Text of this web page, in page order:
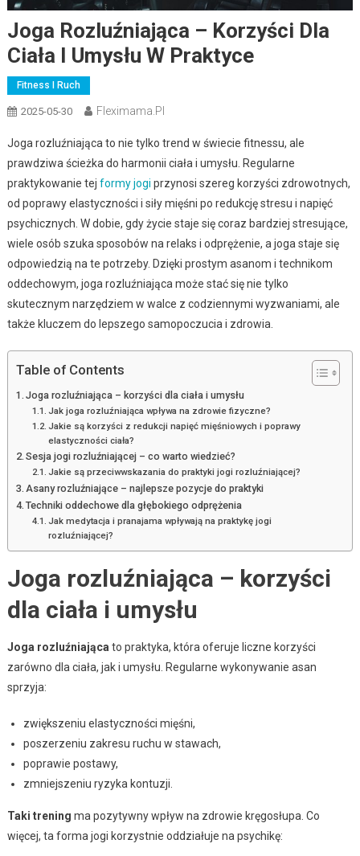
Joga Rozluźniająca – Korzyści Dla
Ciała I Umysłu W Praktyce
Fitness I Ruch
2025-05-30 Fleximama.pl
Joga rozluźniająca to nie tylko trend w świecie fitnessu, ale
prawdziwa ścieżka do harmonii ciała i umysłu. Regularne
praktykowanie tej formy jogi przynosi szereg korzyści zdrowotnych,
od poprawy elastyczności i siły mięśni po redukcję stresu i napięć
psychicznych. W dobie, gdy życie staje się coraz bardziej stresujące,
wiele osób szuka sposobów na relaks i odprężenie, a joga staje się
odpowiedzią na te potrzeby. Dzięki prostym asanom i technikom
oddechowym, joga rozluźniająca może stać się nie tylko
skutecznym narzędziem w walce z codziennymi wyzwaniami, ale
także kluczem do lepszego samopoczucia i zdrowia.
Table of Contents
Joga rozluźniająca – korzyści dla ciała i umysłu
Jak joga rozluźniająca wpływa na zdrowie fizyczne?
Jakie są korzyści z redukcji napięć mięśniowych i poprawy
elastyczności ciała?
Sesja jogi rozluźniającej – co warto wiedzieć?
Jakie są przeciwwskazania do praktyki jogi rozluźniającej?
Asany rozluźniające – najlepsze pozycje do praktyki
Techniki oddechowe dla głębokiego odprężenia
Jak medytacja i pranajama wpływają na praktykę jogi
rozluźniającej?
Joga rozluźniająca – korzyści
dla ciała i umysłu
Joga rozluźniająca to praktyka, która oferuje liczne korzyści
zarówno dla ciała, jak i umysłu. Regularne wykonywanie asan
sprzyja:
zwiększeniu elastyczności mięśni,
poszerzeniu zakresu ruchu w stawach,
poprawie postawy,
zmniejszeniu ryzyka kontuzji.
Taki trening ma pozytywny wpływ na zdrowie kręgosłupa. Co
więcej, ta forma jogi korzystnie oddziałuje na psychikę: